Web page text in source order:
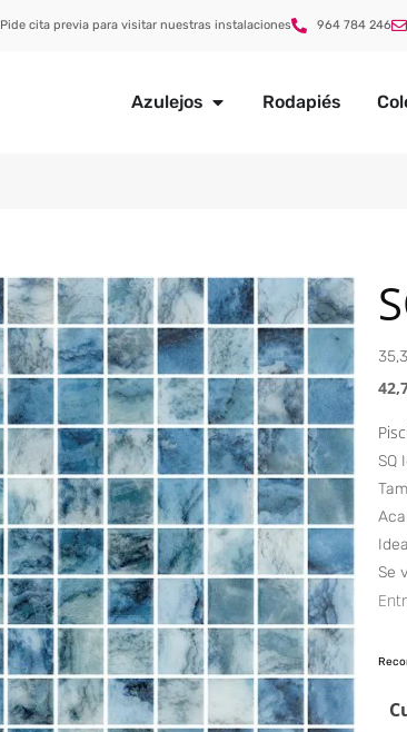
Pide cita previa para visitar nuestras instalaciones 964 784 246
Azulejos Rodapiés
SQ
Se